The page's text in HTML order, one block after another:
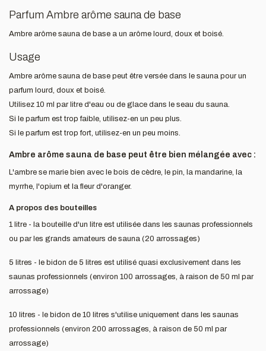
Parfum Ambre arôme sauna de base
Ambre arôme sauna de base a un arôme lourd, doux et boisé.
Usage
Ambre arôme sauna de base peut être versée dans le sauna pour un
parfum lourd, doux et boisé.
Utilisez 10 ml par litre d'eau ou de glace dans le seau du sauna.
Si le parfum est trop faible, utilisez-en un peu plus.
Si le parfum est trop fort, utilisez-en un peu moins.
Ambre arôme sauna de base peut être bien mélangée avec :
L'ambre se marie bien avec le bois de cèdre, le pin, la mandarine, la
myrrhe, l'opium et la fleur d'oranger.
A propos des bouteilles
1 litre - la bouteille d'un litre est utilisée dans les saunas professionnels
ou par les grands amateurs de sauna (20 arrossages)
5 litres - le bidon de 5 litres est utilisé quasi exclusivement dans les
saunas professionnels (environ 100 arrossages, à raison de 50 ml par
arrossage)
10 litres - le bidon de 10 litres s'utilise uniquement dans les saunas
professionnels (environ 200 arrossages, à raison de 50 ml par
arrossage)